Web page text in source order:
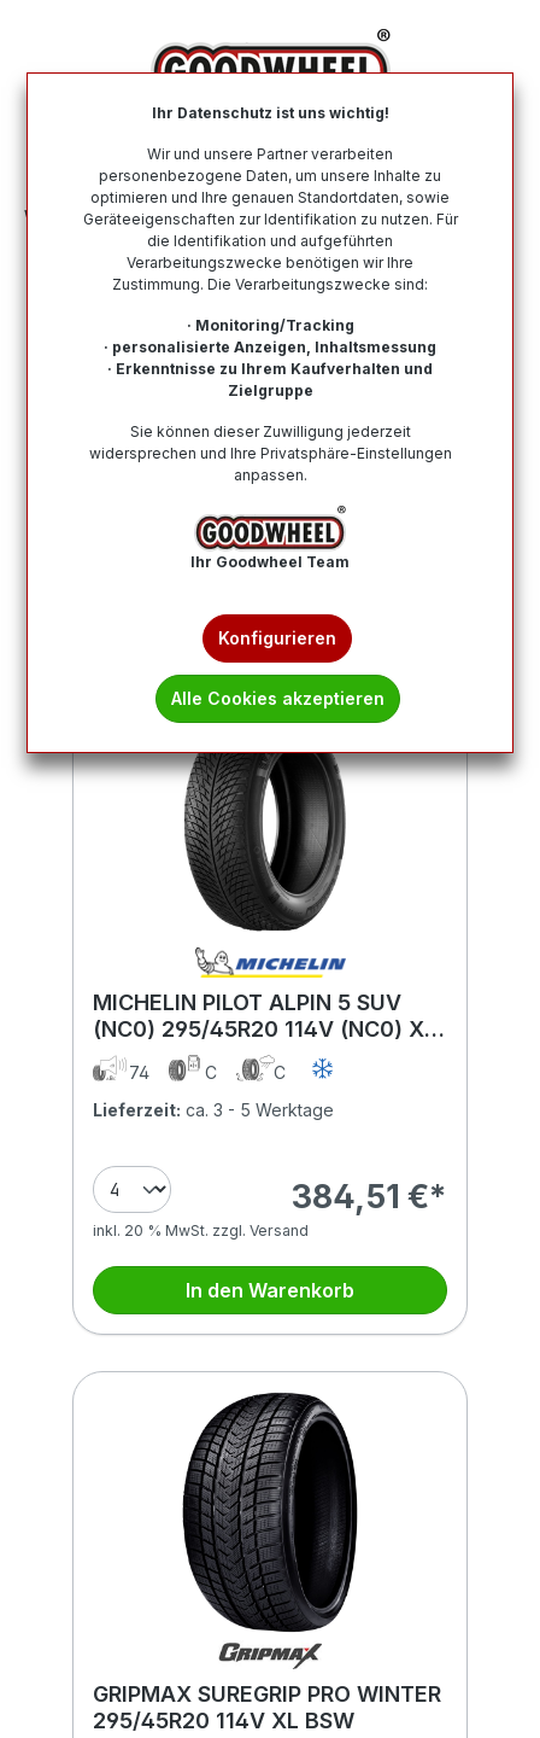
Winterreifen Nach Größe 295 45 R20
Winterreifen in der Größe 295 45 R20
Bei Goodwheel finden Sie Winterreifen renommierter
Top-Hersteller in der Größe 295 45 R20. Schneller
Versand, Kompetenter Support durch unsere
Reifenprofis & Kauf auf Rechnung möglich!
Wie finde ich meine Reifengröße?
Produkte filtern
MICHELIN PILOT ALPIN 5 SUV
(NC0) 295/45R20 114V (NC0) XL
BSW
74 C
C
Lieferzeit: ca. 3 - 5 Werktage
384,51 €*
inkl. 20 % MwSt. zzgl. Versand
In den Warenkorb
GRIPMAX SUREGRIP PRO WINTER
295/45R20 114V XL BSW
Ihr Datenschutz ist uns wichtig!
Wir und unsere Partner verarbeiten
personenbezogene Daten, um unsere Inhalte zu
optimieren und Ihre genauen Standortdaten, sowie
Geräteeigenschaften zur Identifikation zu nutzen. Für
die Identifikation und aufgeführten
Verarbeitungszwecke benötigen wir Ihre
Zustimmung. Die Verarbeitungszwecke sind:
· Monitoring/Tracking
· personalisierte Anzeigen, Inhaltsmessung
· Erkenntnisse zu Ihrem Kaufverhalten und
Zielgruppe
Sie können dieser Zuwilligung jederzeit
widersprechen und Ihre Privatsphäre-Einstellungen
anpassen.
Ihr Goodwheel Team
Konfigurieren
Alle Cookies akzeptieren